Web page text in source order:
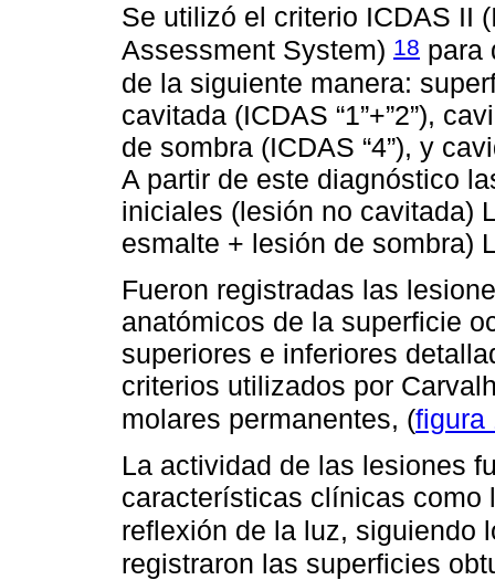
Se utilizó el criterio ICDAS II
Assessment System) 18 para
de la siguiente manera:
cavitada (ICDAS “1”+”2”),
de sombra (ICDAS “4”), y
A partir de este diagnóstico
iniciales (lesión no cavitada)
esmalte + lesión de sombra)
Fueron registradas las
anatómicos de la superficie
superiores e inferiores
criterios utilizados por
molares permanentes, (figura
La actividad de las lesiones
características clínicas como
reflexión de la luz, siguiendo
registraron las superficies